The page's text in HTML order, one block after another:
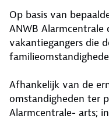
Op basis van
ANWB
vakantiegangers die
Afhankelijk van de
omstandigheden ter
Alarmcentrale- arts;